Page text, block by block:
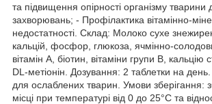
та підвищення опірності організму тварини
захворювань; - Профілактика вітамінно-
недостатності. Склад: Молоко сухе
кальцій, фосфор, глюкоза, ячмінно-
вітамін А, біотин, вітаміни групи В, кальцію
DL-метіонін. Дозування: 2 таблетки на
для ослаблених тварин. Умови зберігання:
місці при температурі від 0 до 25°C та